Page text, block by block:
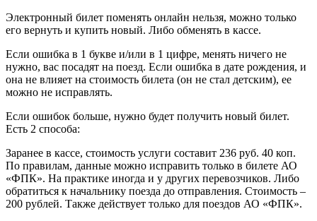
Электронный билет поменять онлайн нельзя, можно только
его вернуть и купить новый. Либо обменять в кассе.
Если ошибка в 1 букве и/или в 1 цифре, менять ничего не
нужно, вас посадят на поезд. Если ошибка в дате рождения, и
она не влияет на стоимость билета (он не стал детским), ее
можно не исправлять.
Если ошибок больше, нужно будет получить новый билет.
Есть 2 способа:
Заранее в кассе, стоимость услуги составит 236 руб. 40 коп.
По правилам, данные можно исправить только в билете АО
«ФПК». На практике иногда и у других перевозчиков. Либо
обратиться к начальнику поезда до отправления. Стоимость –
200 рублей. Также действует только для поездов АО «ФПК».